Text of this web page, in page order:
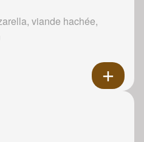
viande hachée,